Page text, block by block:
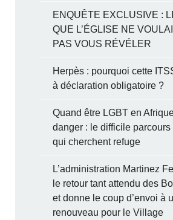
ENQUÊTE EXCLUSIVE :
QUE L’ÉGLISE NE
PAS VOUS RÉVÉLER
Herpès : pourquoi cette
à déclaration obligatoire ?
Quand être LGBT en
danger : le difficile
qui cherchent refuge
L’administration Martinez
le retour tant attendu des
et donne le coup d’envoi à
renouveau pour le Village